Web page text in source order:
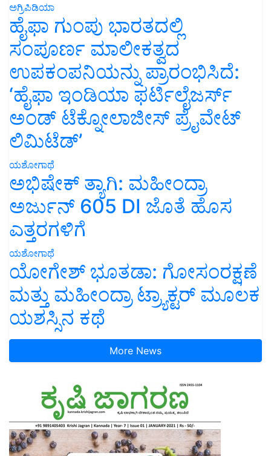
ಅಗ್ರಿಪಿಡಿಯಾ
ಹೈಫಾ ಗುಂಪು ಭಾರತದಲ್ಲಿ
ಸಂಪೂರ್ಣ ಮಾಲೀಕತ್ವದ
ಉಪಕಂಪನಿಯನ್ನು ಪ್ರಾರಂಭಿಸಿದೆ:
‘ಹೈಫಾ ಇಂಡಿಯಾ ಫರ್ಟಿಲೈಜರ್ಸ್
ಅಂಡ್ ಟೆಕ್ನೋಲಾಜೀಸ್ ಪ್ರೈವೇಟ್
ಲಿಮಿಟೆಡ್’
ಯಶೋಗಾಥೆ
ಅಭಿಷೇಕ್ ತ್ಯಾಗಿ: ಮಹೀಂದ್ರಾ
ಅರ್ಜುನ್ 605 DI ಜೊತೆ ಹೊಸ
ಎತ್ತರಗಳಿಗೆ
ಯಶೋಗಾಥೆ
ಯೋಗೇಶ್ ಭೂತಡಾ: ಗೋಸಂರಕ್ಷಣೆ
ಮತ್ತು ಮಹೀಂದ್ರಾ ಟ್ರ್ಯಾಕ್ಟರ್ ಮೂಲಕ
ಯಶಸ್ಸಿನ ಕಥೆ
More News